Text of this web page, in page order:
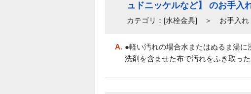
ュドニッケルなど】 のお手入
カテゴリ：[水栓金具] ＞ お手入れ
A. ●軽い汚れの場合水またはぬるま湯
洗剤を含ませた布で汚れをふき取っ